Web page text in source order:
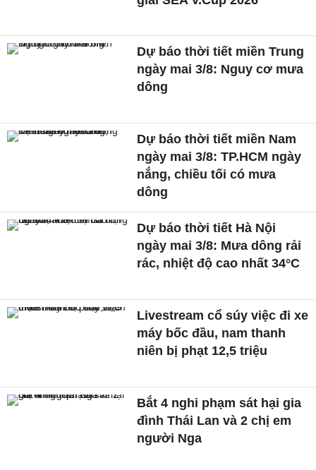
Dự báo thời tiết miền Trung
ngày mai 3/8: Nguy cơ mưa
dông
Dự báo thời tiết miền Nam
ngày mai 3/8: TP.HCM ngày
nắng, chiều tối có mưa
dông
Dự báo thời tiết Hà Nội
ngày mai 3/8: Mưa dông rải
rác, nhiệt độ cao nhất 34°C
Livestream cổ súy việc đi xe
máy bốc đầu, nam thanh
niên bị phạt 12,5 triệu
Bắt 4 nghi phạm sát hại gia
đình Thái Lan và 2 chị em
người Nga